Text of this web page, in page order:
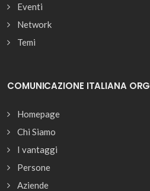
Eventi
Network
Temi
COMUNICAZIONE ITALIANA ORG
Homepage
Chi Siamo
I vantaggi
Persone
Aziende